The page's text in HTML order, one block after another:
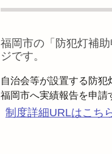
福岡市の「 防犯灯補
ジです。
自治会等が設置する防
制度詳細URLはこち